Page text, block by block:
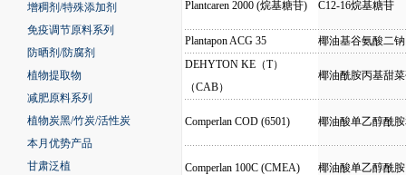
增稠剂/特殊添加剂
免疫调节原料系列
防晒剂/防腐剂
植物提取物
减肥原料系列
植物炭黑/竹炭/活性炭
本月优势产品
甘肃泛植
Plantcaren 2000 (烷基糖苷) C12-16烷基糖苷
Plantapon ACG 35
椰油基谷氨酸二钠
DEHYTON KE（T）
（CAB）
椰油酰胺丙基甜
Comperlan COD (6501) 椰油酸单乙醇酰
Comperlan 100C (CMEA) 椰油酸单乙醇酰胺